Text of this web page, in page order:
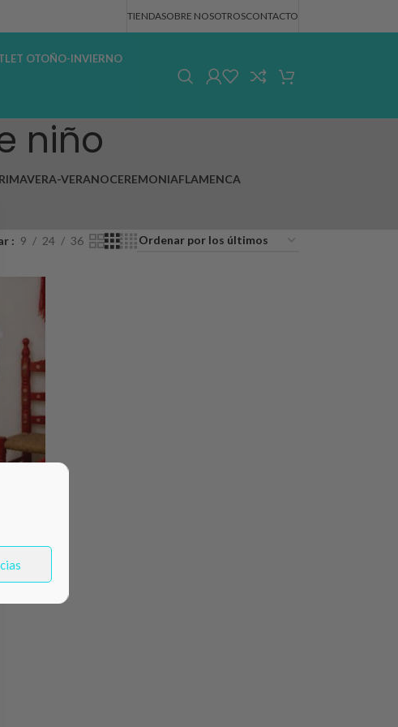
TIENDASOBRE NOSOTROSCONTACTO
OTOÑO-INVIERNO
niño
VERANOCEREMONIAFLAMENCA
9 24 36